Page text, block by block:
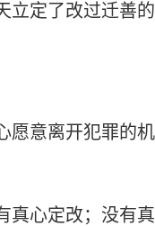
立定了改过迁善
意离开犯罪的机
真心定改；没有